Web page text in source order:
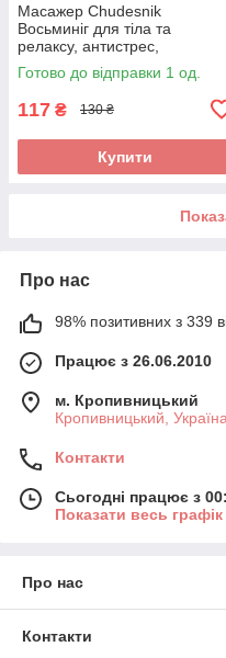
Масажер Chudesnik
Восьминіг для тіла та
релаксу, антистрес,
універсальний Синій
Готово до відправки 1 од.
117 ₴ 130 ₴
Купити
Про нас
98% позитивних з 339
Працює з 26.06.2010
м. Кропивницький
Кропивницький, Україна
Контакти
Сьогодні працює з
Показати весь
Про нас
Контакти